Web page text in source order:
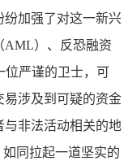
纷加强了对这一新兴
AML）、反恐融资
位严谨的卫士，可
易涉及到可疑的资金
与非法活动相关的地
同拉起一道坚实的